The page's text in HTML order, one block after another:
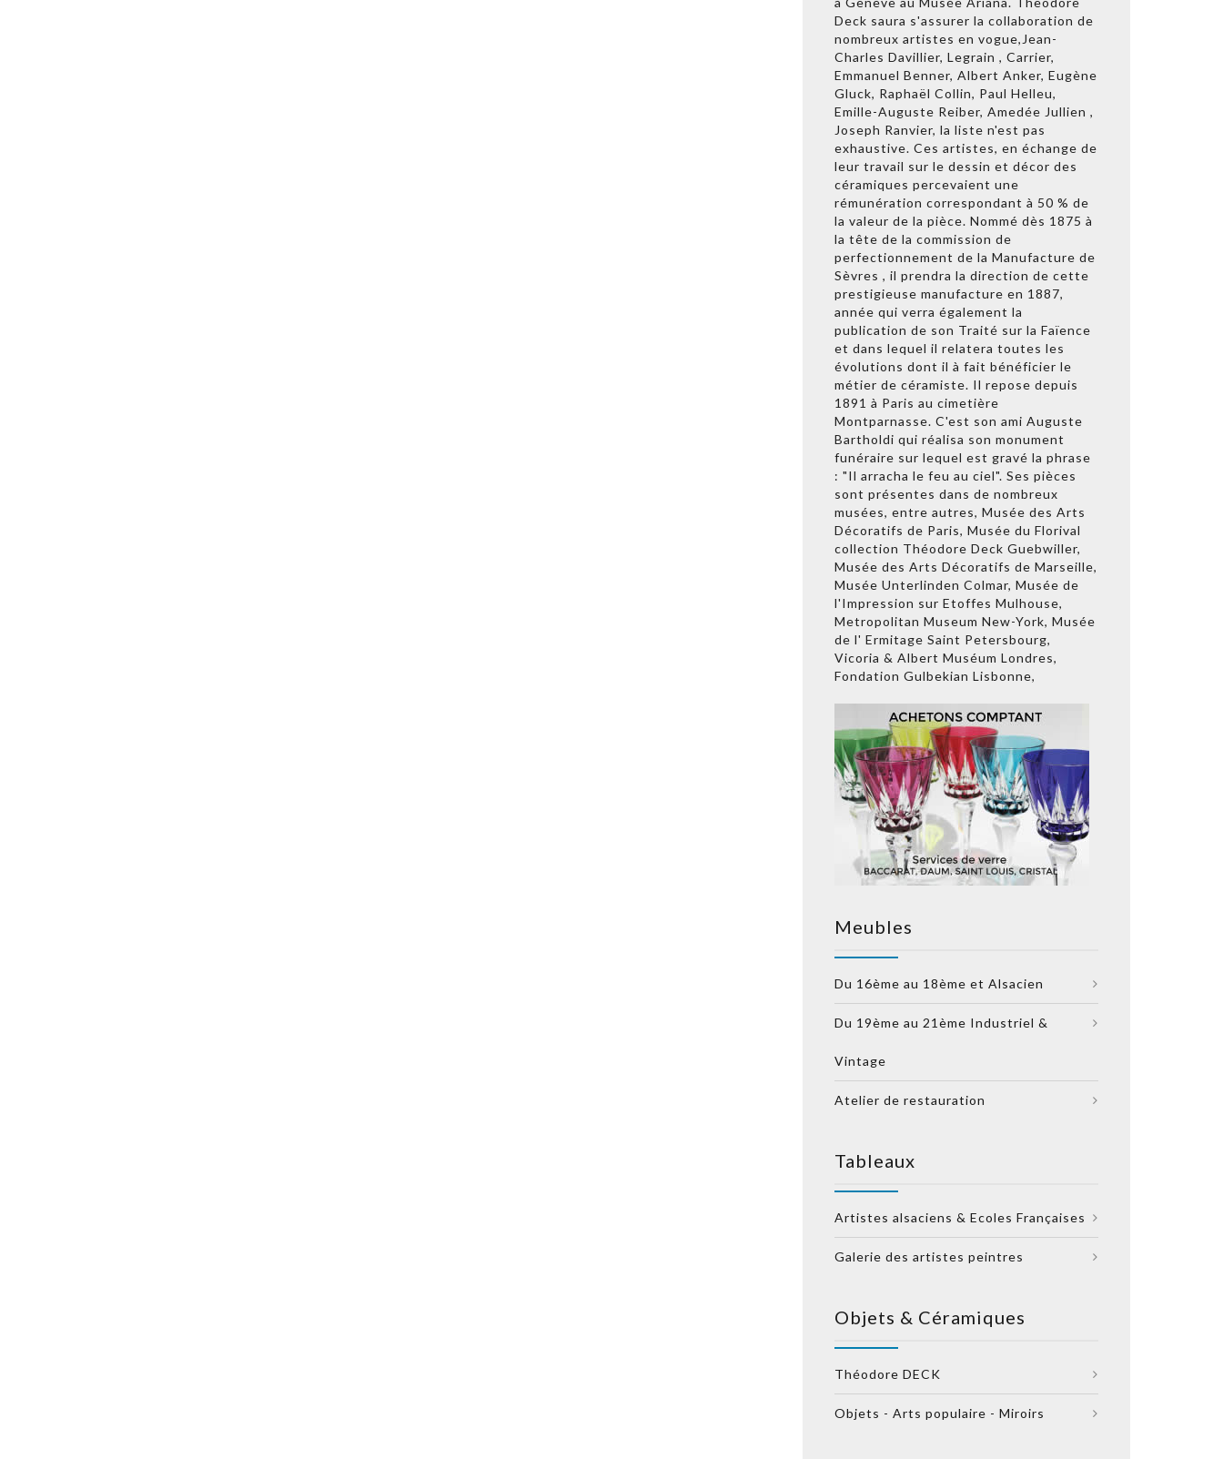
Deck saura s'assurer la collaboration de
nombreux artistes en vogue,Jean-
Charles Davillier, Legrain , Carrier,
Emmanuel Benner, Albert Anker, Eugène
Gluck, Raphaël Collin, Paul Helleu,
Emille-Auguste Reiber, Amedée Jullien ,
Joseph Ranvier, la liste n'est pas
exhaustive. Ces artistes, en échange de
leur travail sur le dessin et décor des
céramiques percevaient une
rémunération correspondant à 50 % de
la valeur de la pièce. Nommé dès 1875 à
la tête de la commission de
perfectionnement de la Manufacture de
Sèvres , il prendra la direction de cette
prestigieuse manufacture en 1887,
année qui verra également la
publication de son Traité sur la Faïence
et dans lequel il relatera toutes les
évolutions dont il à fait bénéficier le
métier de céramiste. Il repose depuis
1891 à Paris au cimetière
Montparnasse. C'est son ami Auguste
Bartholdi qui réalisa son monument
funéraire sur lequel est gravé la phrase
: "Il arracha le feu au ciel". Ses pièces
sont présentes dans de nombreux
musées, entre autres, Musée des Arts
Décoratifs de Paris, Musée du Florival
collection Théodore Deck Guebwiller,
Musée des Arts Décoratifs de Marseille,
Musée Unterlinden Colmar, Musée de
l'Impression sur Etoffes Mulhouse,
Metropolitan Museum New-York, Musée
de l' Ermitage Saint Petersbourg,
Vicoria & Albert Muséum Londres,
Fondation Gulbekian Lisbonne,
Meubles
Du 16ème au 18ème et Alsacien
Du 19ème au 21ème Industriel &
Vintage
Atelier de restauration
Tableaux
Artistes alsaciens & Ecoles Françaises
Galerie des artistes peintres
Objets & Céramiques
Théodore DECK
Objets - Arts populaire - Miroirs